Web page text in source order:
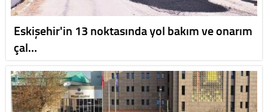
Eskişehir'in 13 noktasında yol bakım ve onarım
çal…